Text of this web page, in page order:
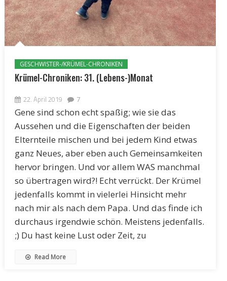
GESCHWISTER-/KRÜMEL-CHRONIKEN
Krümel-Chroniken: 31. (Lebens-)Monat
22. April 2019 7
Gene sind schon echt spaßig; wie sie das
Aussehen und die Eigenschaften der beiden
Elternteile mischen und bei jedem Kind etwas
ganz Neues, aber eben auch Gemeinsamkeiten
hervor bringen. Und vor allem WAS manchmal
so übertragen wird?! Echt verrückt. Der Krümel
jedenfalls kommt in vielerlei Hinsicht mehr
nach mir als nach dem Papa. Und das finde ich
durchaus irgendwie schön. Meistens jedenfalls.
;) Du hast keine Lust oder Zeit, zu
Read More